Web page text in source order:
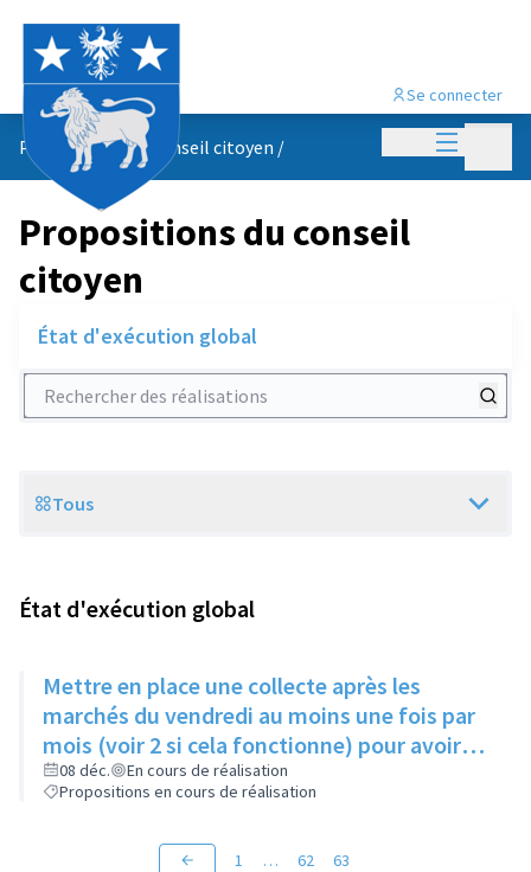
Menu
Se connecter
Propositions du conseil citoyen /
Propositions du conseil
citoyen
État d'exécution global
Rechercher des réalisations
Scope
Tous
État d'exécution global
Mettre en place une collecte après les
marchés du vendredi au moins une fois par
mois (voir 2 si cela fonctionne) pour avoir
des produits frais pour l'Epice'Rill
08 déc.
En cours de réalisation
Propositions en cours de réalisation
1 … 62
63